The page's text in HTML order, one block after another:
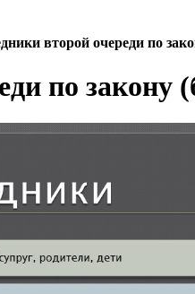
второй очереди по
по закону